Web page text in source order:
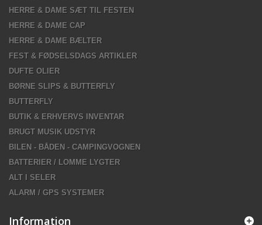
HERRE & DAME SÆT TIL FESTEN
HERRE & DAME CAP
HERRE & DAME BÆLTER
FEST & FØDSELSDAGS ARTIKLER
DUFTE OLIER
BØRNE SLIPS & BUTTERFLY
BUTTERFLY
BUTIK & ERHVERVS INVENTAR
BRUGT MUSIK UDSTYR
BILEN - BÅDEN - CAMPINGVOGNEN
BATTERIER / LOMME LYGTER
ALT I SELER
ALARM / GPS SYSTEMER
Information